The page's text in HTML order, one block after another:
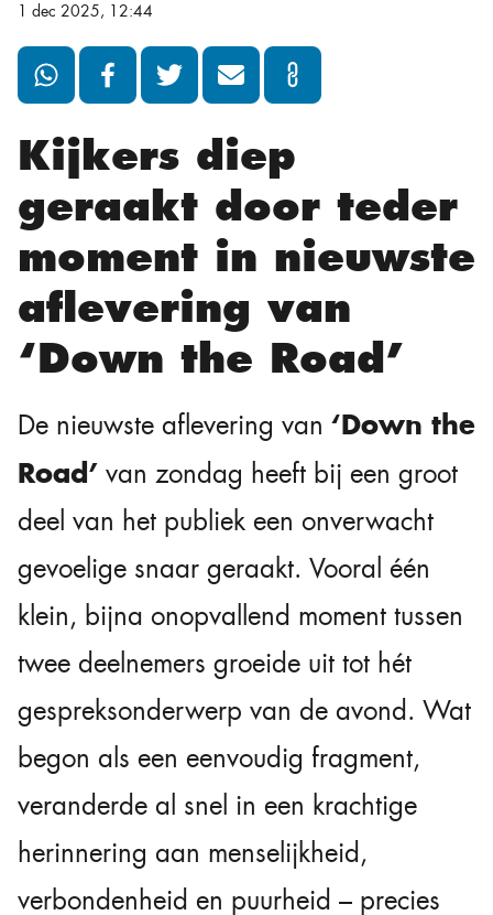
1 dec 2025, 12:44
Kijkers diep
geraakt door teder
moment in nieuwste
aflevering van
‘Down the Road’
De nieuwste aflevering van ‘Down the
Road’ van zondag heeft bij een groot
deel van het publiek een onverwacht
gevoelige snaar geraakt. Vooral één
klein, bijna onopvallend moment tussen
twee deelnemers groeide uit tot hét
gespreksonderwerp van de avond. Wat
begon als een eenvoudig fragment,
veranderde al snel in een krachtige
herinnering aan menselijkheid,
verbondenheid en puurheid – precies